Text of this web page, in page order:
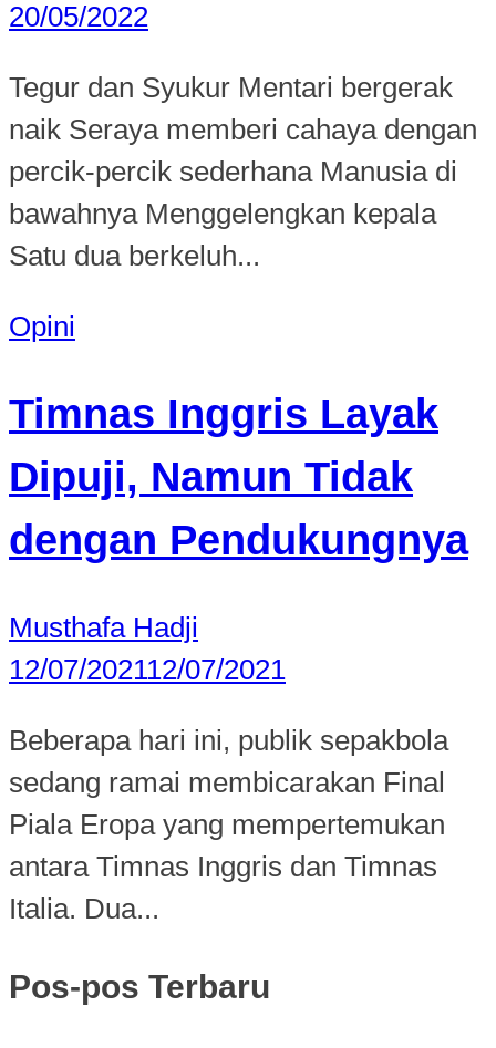
20/05/2022
Tegur dan Syukur Mentari bergerak
naik Seraya memberi cahaya dengan
percik-percik sederhana Manusia di
bawahnya Menggelengkan kepala
Satu dua berkeluh...
Opini
Timnas Inggris Layak
Dipuji, Namun Tidak
dengan Pendukungnya
Musthafa Hadji
12/07/202112/07/2021
Beberapa hari ini, publik sepakbola
sedang ramai membicarakan Final
Piala Eropa yang mempertemukan
antara Timnas Inggris dan Timnas
Italia. Dua...
Pos-pos Terbaru